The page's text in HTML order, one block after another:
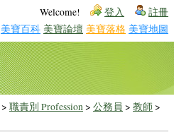
Welcome! 登入 註冊
美寶百科 美寶論壇 美寶落格 美寶地圖
> 職責別 Profession> 公務員 > 教師 >